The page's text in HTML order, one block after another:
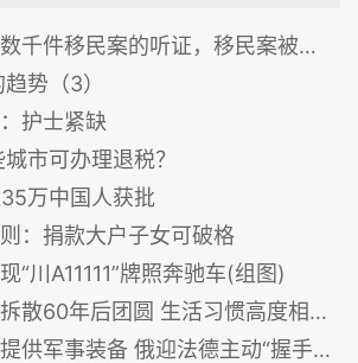
移民案的听证，移民案被推迟到2019年
势（3）
护士紧缺
市可办理退税？
万中国人获批
：捐款大户子女可破格
“川A11111”牌照奔驰车(组图)
60年后团圆 生活习惯高度相似（图）
军事装备 俄迎法德主动“握手”（图）